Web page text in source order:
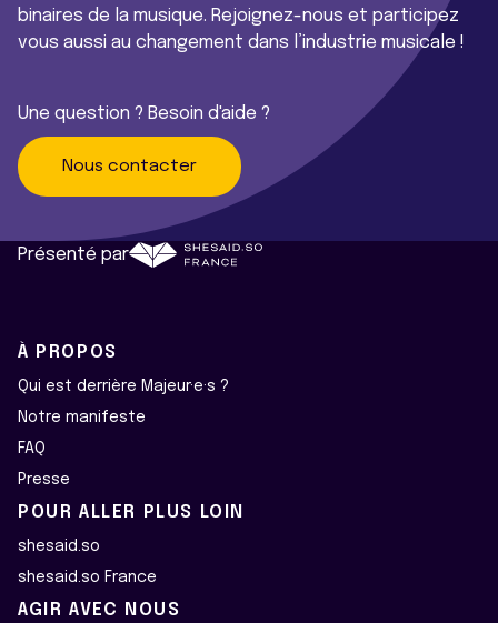
binaires de la musique. Rejoignez-nous et participez
vous aussi au changement dans l’industrie musicale !
Une question ? Besoin d'aide ?
Nous contacter
Présenté par
À PROPOS
Qui est derrière Majeur·e·s ?
Notre manifeste
FAQ
Presse
POUR ALLER PLUS LOIN
shesaid.so
shesaid.so France
AGIR AVEC NOUS